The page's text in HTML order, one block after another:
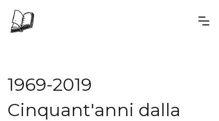
1969-2019
Cinquant'anni dalla